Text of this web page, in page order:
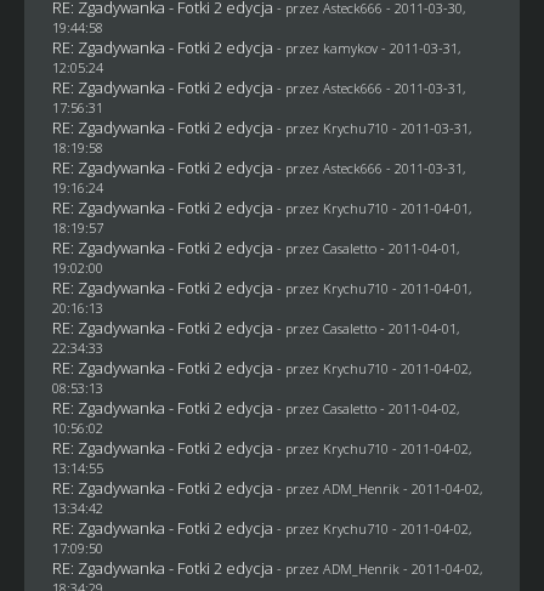
RE: Zgadywanka - Fotki 2 edycja - przez Asteck666 - 2011-03-30,
19:44:58
RE: Zgadywanka - Fotki 2 edycja - przez kamykov- 2011-03-31,
12:05:24
RE: Zgadywanka - Fotki 2 edycja - przez Asteck666 - 2011-03-31,
17:56:31
RE: Zgadywanka - Fotki 2 edycja - przez Krychu710 - 2011-03-31,
18:19:58
RE: Zgadywanka - Fotki 2 edycja - przez Asteck666 - 2011-03-31,
19:16:24
RE: Zgadywanka - Fotki 2 edycja - przez Krychu710 - 2011-04-01,
18:19:57
RE: Zgadywanka - Fotki 2 edycja - przez Casaletto- 2011-04-01,
19:02:00
RE: Zgadywanka - Fotki 2 edycja - przez Krychu710 - 2011-04-01,
20:16:13
RE: Zgadywanka - Fotki 2 edycja - przez Casaletto- 2011-04-01,
22:34:33
RE: Zgadywanka - Fotki 2 edycja - przez Krychu710 - 2011-04-02,
08:53:13
RE: Zgadywanka - Fotki 2 edycja - przez Casaletto- 2011-04-02,
10:56:02
RE: Zgadywanka - Fotki 2 edycja - przez Krychu710 - 2011-04-02,
13:14:55
RE: Zgadywanka - Fotki 2 edycja - przez ADM_Henrik - 2011-04-02,
13:34:42
RE: Zgadywanka - Fotki 2 edycja - przez Krychu710 - 2011-04-02,
17:09:50
RE: Zgadywanka - Fotki 2 edycja - przez ADM_Henrik - 2011-04-02,